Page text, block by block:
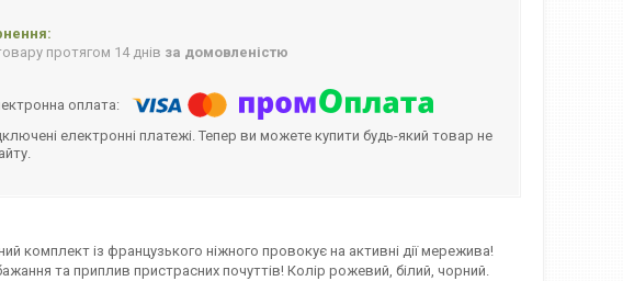
протягом 14 днів за домовленістю
електронні платежі. Тепер ви можете купити будь-який товар не
комплект із французького ніжного провокує на активні дії мережива!
та приплив пристрасних почуттів! Колір рожевий, білий, чорний.